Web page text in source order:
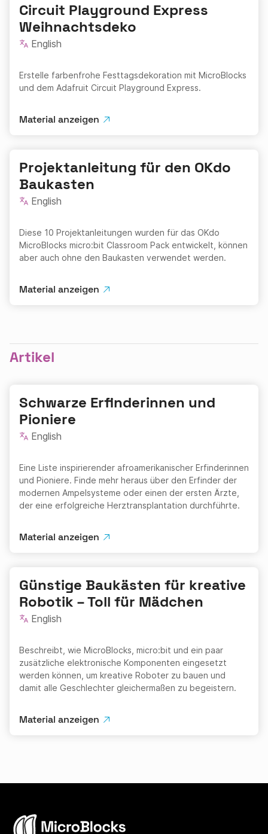
Circuit Playground Express
Weihnachtsdeko
English
Erstelle farbenfrohe Festtagsdekoration mit MicroBlocks
und dem Adafruit Circuit Playground Express.
Material anzeigen
Projektanleitung für den OKdo
Baukasten
English
Diese 10 Projektanleitungen wurden für das OKdo
MicroBlocks micro:bit Classroom Pack entwickelt, können
aber auch ohne den Baukasten verwendet werden.
Material anzeigen
Artikel
Schwarze Erfinderinnen und
Pioniere
English
Eine Liste inspirierender afroamerikanischer Erfinderinnen
und Pioniere. Finde mehr heraus über den Erfinder der
modernen Ampelsysteme oder einen der ersten Ärzte,
der eine erfolgreiche Herztransplantation durchführte.
Material anzeigen
Günstige Baukästen für kreative
Robotik – Toll für Mädchen
English
Beschreibt, wie MicroBlocks, micro:bit und ein paar
zusätzliche elektronische Komponenten eingesetzt
werden können, um kreative Roboter zu bauen und
damit alle Geschlechter gleichermaßen zu begeistern.
Material anzeigen